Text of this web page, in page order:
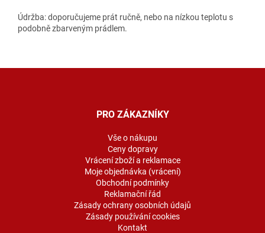
Údržba: doporučujeme prát ručně, nebo na nízkou teplotu s
podobně zbarveným prádlem.
PRO ZÁKAZNÍKY
Vše o nákupu
Ceny dopravy
Vrácení zboží a reklamace
Moje objednávka (vrácení)
Obchodní podmínky
Reklamační řád
Zásady ochrany osobních údajů
Zásady používání cookies
Kontakt